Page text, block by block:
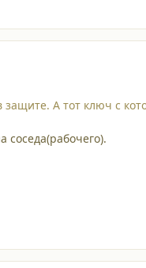
А тот ключ с
соседа(рабочего).